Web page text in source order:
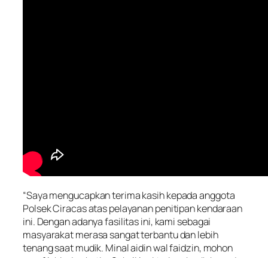
“Saya mengucapkan terima kasih kepada anggota
Polsek Ciracas atas pelayanan penitipan kendaraan
ini. Dengan adanya fasilitas ini, kami sebagai
masyarakat merasa sangat terbantu dan lebih
tenang saat mudik. Minal aidin wal faidzin, mohon